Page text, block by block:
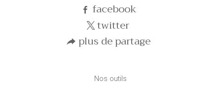
facebook
twitter
plus de partage
Nos outils